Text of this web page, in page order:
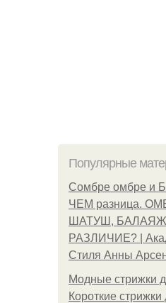
Популярные
Сомбре омбре и
ЧЕМ разница.
ШАТУШ, БАЛАЯЖ
РАЗЛИЧИЕ? |
Стиля Анны
Модные стрижки
Короткие